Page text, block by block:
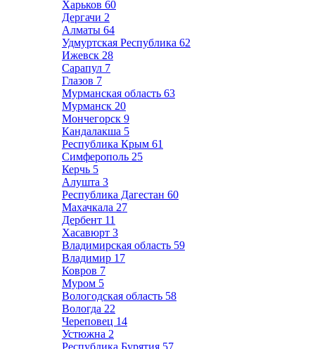
Харьков 60
Дергачи 2
Алматы 64
Удмуртская Республика 62
Ижевск 28
Сарапул 7
Глазов 7
Мурманская область 63
Мурманск 20
Мончегорск 9
Кандалакша 5
Республика Крым 61
Симферополь 25
Керчь 5
Алушта 3
Республика Дагестан 60
Махачкала 27
Дербент 11
Хасавюрт 3
Владимирская область 59
Владимир 17
Ковров 7
Муром 5
Вологодская область 58
Вологда 22
Череповец 14
Устюжна 2
Республика Бурятия 57